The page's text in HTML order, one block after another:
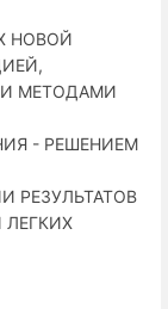
НОВОЙ
МЕТОДАМИ
- РЕШЕНИЕМ
РЕЗУЛЬТАТОВ